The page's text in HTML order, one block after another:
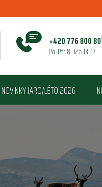
+420 776 800
Po-Pá: 8–12 a 13-17
NOVINKY JARO/LÉTO 2026